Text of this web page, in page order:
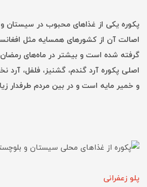
پکوره یکی از غذاهای محبوب در سیستان
اصالت آن از کشورهای همسایه مثل
گرفته شده است و بیشتر در ماه‌های
اصلی پکوره آرد گندم، گشنیز، فلفل، آرد
و خمیر مایه است و در بین مردم طرفدار
پلو زعفرانی